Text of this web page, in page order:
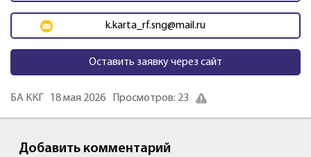
k.karta_rf.sng@mail.ru
Оставить заявку через сайт
БА ККГ 18 мая 2026 Просмотров: 23
Добавить комментарий